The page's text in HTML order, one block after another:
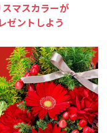
マスカラーが
ゼントしよう